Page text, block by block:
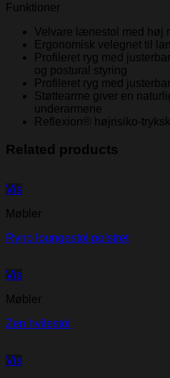
Funktioner
Velvare lænestol med høj
Ergonomisk velegnet til
Profileret ryg med
og postural styring
Profileret ryg med
Støttearme giver en
underarmene
Reflexion® højrisiko-
Related products
Vis
Møbler
Ryno loungestol polstret
Vis
Møbler
Zen hvilestol
Vis